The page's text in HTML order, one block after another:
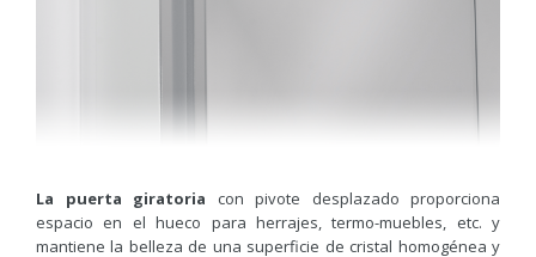
La puerta giratoria con pivote desplazado proporciona
espacio en el hueco para herrajes, termo-muebles, etc. y
mantiene la belleza de una superficie de cristal homogénea y